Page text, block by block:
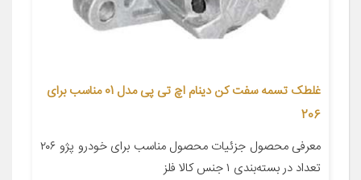
غلطک تسمه سفت کن دینام اچ تی پی مدل 01 مناسب برای
206
معرفی محصول جزئیات محصول مناسب برای خودرو پژو ۲۰۶
تعداد در بسته‌بندی ۱ جنس کالا فلز